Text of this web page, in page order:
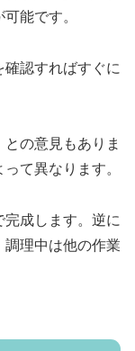
能です。
認すればすぐに
との意見もありま
て異なります。
成します。逆に
調理中は他の作業